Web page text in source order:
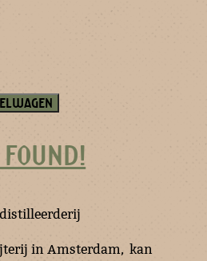
in Amsterdam, kan